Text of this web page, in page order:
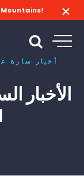
Mountains!
أخبار سارة
الأخبار